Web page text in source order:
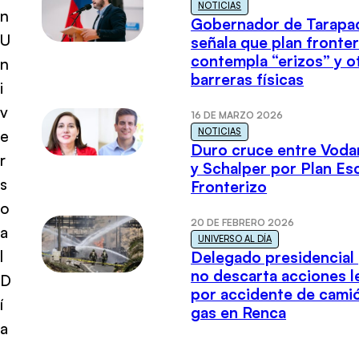
n
U
n
i
v
e
r
s
o
a
l
D
í
a
NOTICIAS
Gobernador de
señala que plan
contempla “erizos” y
barreras físicas
16 DE MARZO 2026
NOTICIAS
Duro cruce entre
y Schalper por Plan
Fronterizo
20 DE FEBRERO 2026
UNIVERSO AL DÍA
Delegado presidencial
no descarta acciones
por accidente de
gas en Renca